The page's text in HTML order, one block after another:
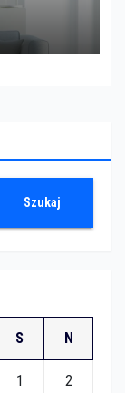
Szukaj
S N
1 2